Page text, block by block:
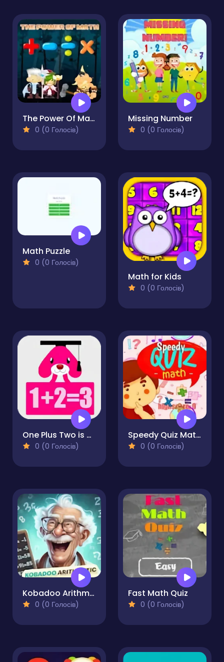
The Power Of Math
0 (0 Голосів)
Missing Number
0 (0 Голосів)
Math Puzzle
0 (0 Голосів)
Math for Kids
0 (0 Голосів)
One Plus Two is Three
0 (0 Голосів)
Speedy Quiz Maths
0 (0 Голосів)
Kobadoo Arithmetic
0 (0 Голосів)
Fast Math Quiz
0 (0 Голосів)